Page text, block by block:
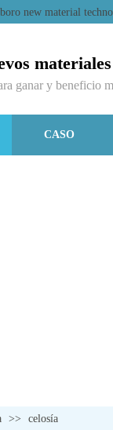
new material
ganar y beneficio
CASO
>> celosía